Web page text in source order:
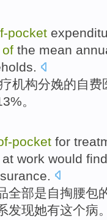
-pocket
of the mean
.
机构分娩的自费
。
-pocket for
at work would find
全部是自掏腰包
发现她有这个病